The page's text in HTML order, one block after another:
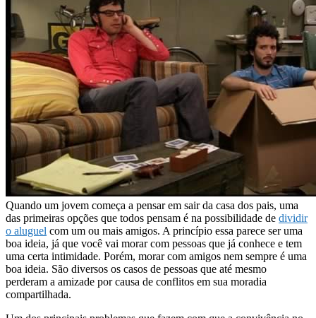
Quando um jovem começa a pensar em sair da casa dos pais, uma
das primeiras opções que todos pensam é na possibilidade de dividir
o aluguel com um ou mais amigos. A princípio essa parece ser uma
boa ideia, já que você vai morar com pessoas que já conhece e tem
uma certa intimidade. Porém, morar com amigos nem sempre é uma
boa ideia. São diversos os casos de pessoas que até mesmo
perderam a amizade por causa de conflitos em sua moradia
compartilhada.